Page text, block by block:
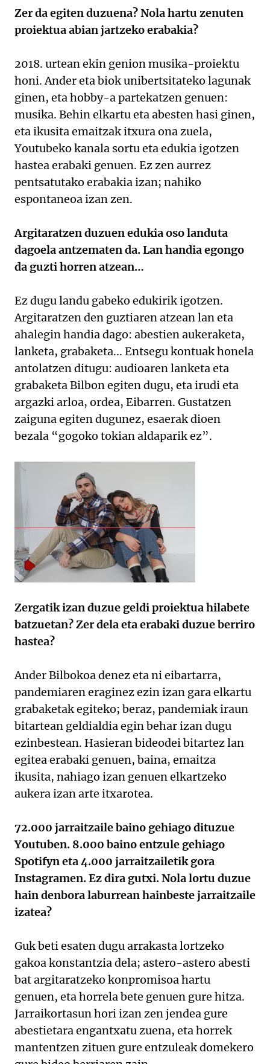
Zer da egiten duzuena? Nola hartu zenuten
proiektua abian jartzeko erabakia?
2018. urtean ekin genion musika-proiektu
honi. Ander eta biok unibertsitateko lagunak
ginen, eta hobby-a partekatzen genuen:
musika. Behin elkartu eta abesten hasi ginen,
eta ikusita emaitzak itxura ona zuela,
Youtubeko kanala sortu eta edukia igotzen
hastea erabaki genuen. Ez zen aurrez
pentsatutako erabakia izan; nahiko
espontaneoa izan zen.
Argitaratzen duzuen edukia oso landuta
dagoela antzematen da. Lan handia egongo
da guzti horren atzean…
Ez dugu landu gabeko edukirik igotzen.
Argitaratzen den guztiaren atzean lan eta
ahalegin handia dago: abestien aukeraketa,
lanketa, grabaketa... Entsegu kontuak honela
antolatzen ditugu: audioaren lanketa eta
grabaketa Bilbon egiten dugu, eta irudi eta
argazki arloa, ordea, Eibarren. Gustatzen
zaiguna egiten dugunez, esaerak dioen
bezala “gogoko tokian aldaparik ez”.
Zergatik izan duzue geldi proiektua hilabete
batzuetan? Zer dela eta erabaki duzue berriro
hastea?
Ander Bilbokoa denez eta ni eibartarra,
pandemiaren eraginez ezin izan gara elkartu
grabaketak egiteko; beraz, pandemiak iraun
bitartean geldialdia egin behar izan dugu
ezinbestean. Hasieran bideodei bitartez lan
egitea erabaki genuen, baina, emaitza
ikusita, nahiago izan genuen elkartzeko
aukera izan arte itxarotea.
72.000 jarraitzaile baino gehiago dituzue
Youtuben. 8.000 baino entzule gehiago
Spotifyn eta 4.000 jarraitzailetik gora
Instagramen. Ez dira gutxi. Nola lortu duzue
hain denbora laburrean hainbeste jarraitzaile
izatea?
Guk beti esaten dugu arrakasta lortzeko
gakoa konstantzia dela; astero-astero abesti
bat argitaratzeko konpromisoa hartu
genuen, eta horrela bete genuen gure hitza.
Jarraikortasun hori izan zen jendea gure
abestietara engantxatu zuena, eta horrek
mantentzen zituen gure entzuleak domekero